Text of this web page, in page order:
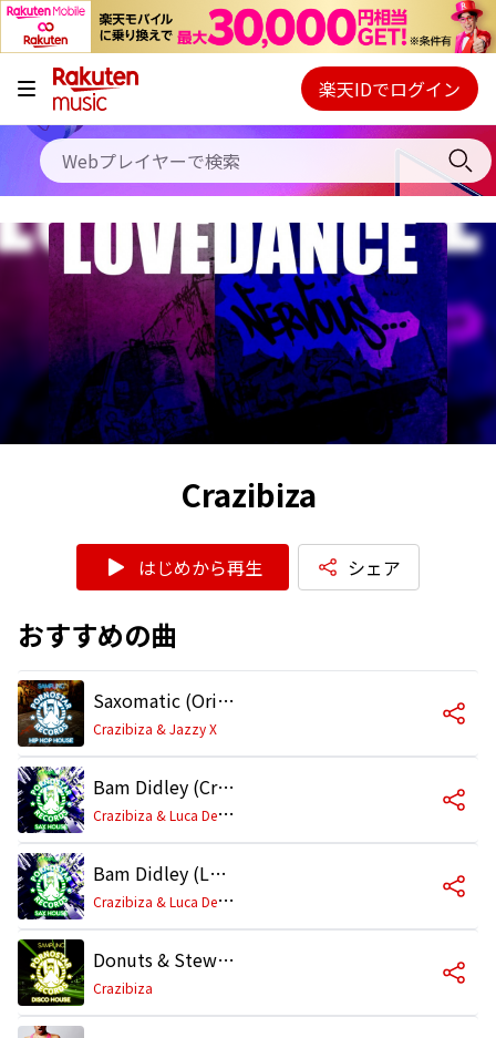
キャンペーン
料金プラン
使い方
初回30日間無料お試し
Webプレイヤー
ご契約内容の確認・変更
楽天IDでログイン
Crazibiza
はじめから再生 シェア
おすすめの曲
Saxomatic (Original Mix)
Crazibiza & Jazzy X
Bam Didley (Crazibiza RIO Mix)
C
razibiza & Luca Debonaire
Bam Didley (Luca Debonaire Stadium Mix)
C
razibiza & Luca Debonaire
Donuts & Stew (Original Mix)
Crazibiza